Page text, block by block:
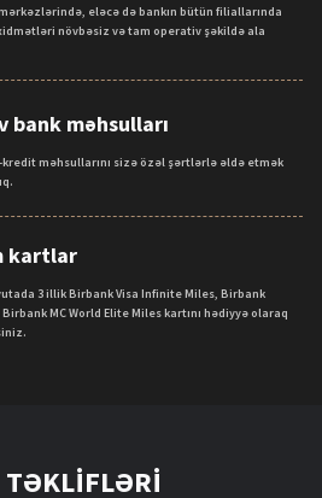
eləcə də bankın bütün filiallarında
xidmətləri növbəsiz və tam operativ şəkildə ala
bank məhsulları
məhsullarını sizə özəl şərtlərlə əldə etmək
kartlar
3 illik Birbank Visa Infinite Miles, Birbank
MC World Elite Miles kartını hədiyyə olaraq
TƏKLİFLƏRİ